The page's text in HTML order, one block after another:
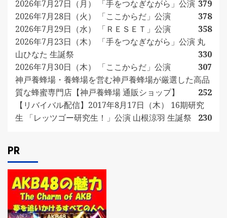
2026年7月27日（月） 「手をつなぎながら」公演 379
2026年7月28日（火） 「ここからだ」公演
378
2026年7月29日（水） 「ＲＥＳＥＴ」公演
358
2026年7月23日（木） 「手をつなぎながら」公演 丸
山ひなた 生誕祭
330
2026年7月30日（木） 「ここからだ」公演
307
神戸養蜂場・養蜂場を営む神戸養蜂場が厳選した高品
質な蜂蜜専門店【神戸養蜂場 通販ショップ】
252
【リバイバル配信】2017年8月17日（木） 16期研究
生 「レッツゴー研究生！」公演 山根涼羽 生誕祭
230
PR